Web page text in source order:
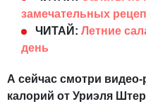
замечательных
ЧИТАЙ: Летние
день
А сейчас смотри
калорий от Уриэля